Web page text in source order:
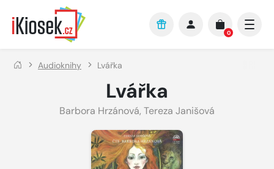
Přejít na hlavní obsah
0
Audioknihy Lvářka
Lvářka
Barbora Hrzánová, Tereza Janišová